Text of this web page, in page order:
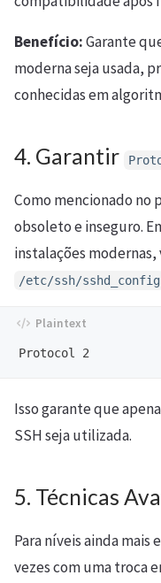
Benefício:Garante
moderna seja usada,
conhecidas em
4. Garantir
Como mencionado no
obsoleto e inseguro.
instalações
/etc/ssh/sshd_config
Isso garante que
SSH seja utilizada.
5. Técnicas
Para níveis ainda mais
vezes com uma troca